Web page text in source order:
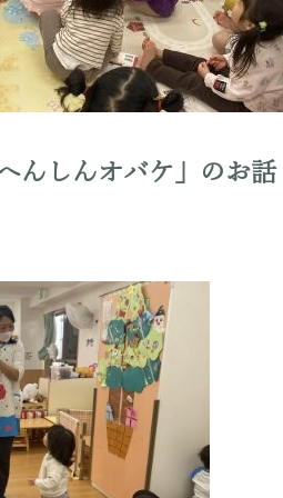
んしんオバケ」のお話